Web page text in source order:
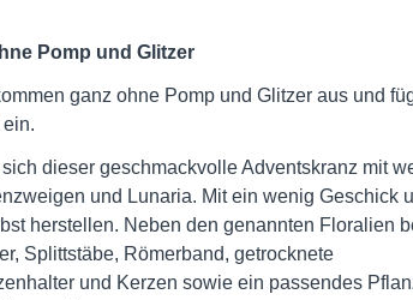
Pomp und Glitzer
ganz ohne Pomp und Glitzer aus und
dieser geschmackvolle Adventskranz mit
und Lunaria. Mit ein wenig Geschick
herstellen. Neben den genannten Floralien
Splittstäbe, Römerband, getrocknete
und Kerzen sowie ein passendes